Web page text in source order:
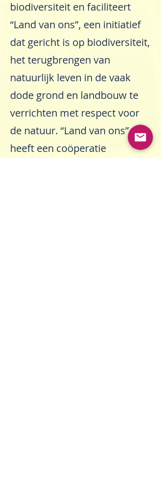
biodiversiteit en faciliteert
“Land van ons”, een initiatief
dat gericht is op biodiversiteit,
het terugbrengen van
natuurlijk leven in de vaak
dode grond en landbouw te
verrichten met respect voor
de natuur. “Land van ons”
heeft een coöperatie